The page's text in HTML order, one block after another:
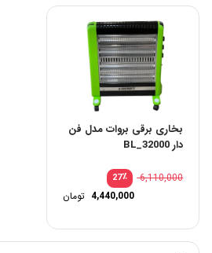
بخاری برقی بروات مدل فن
دار BL_32000
٪27
6,110,000
4,440,000 تومان